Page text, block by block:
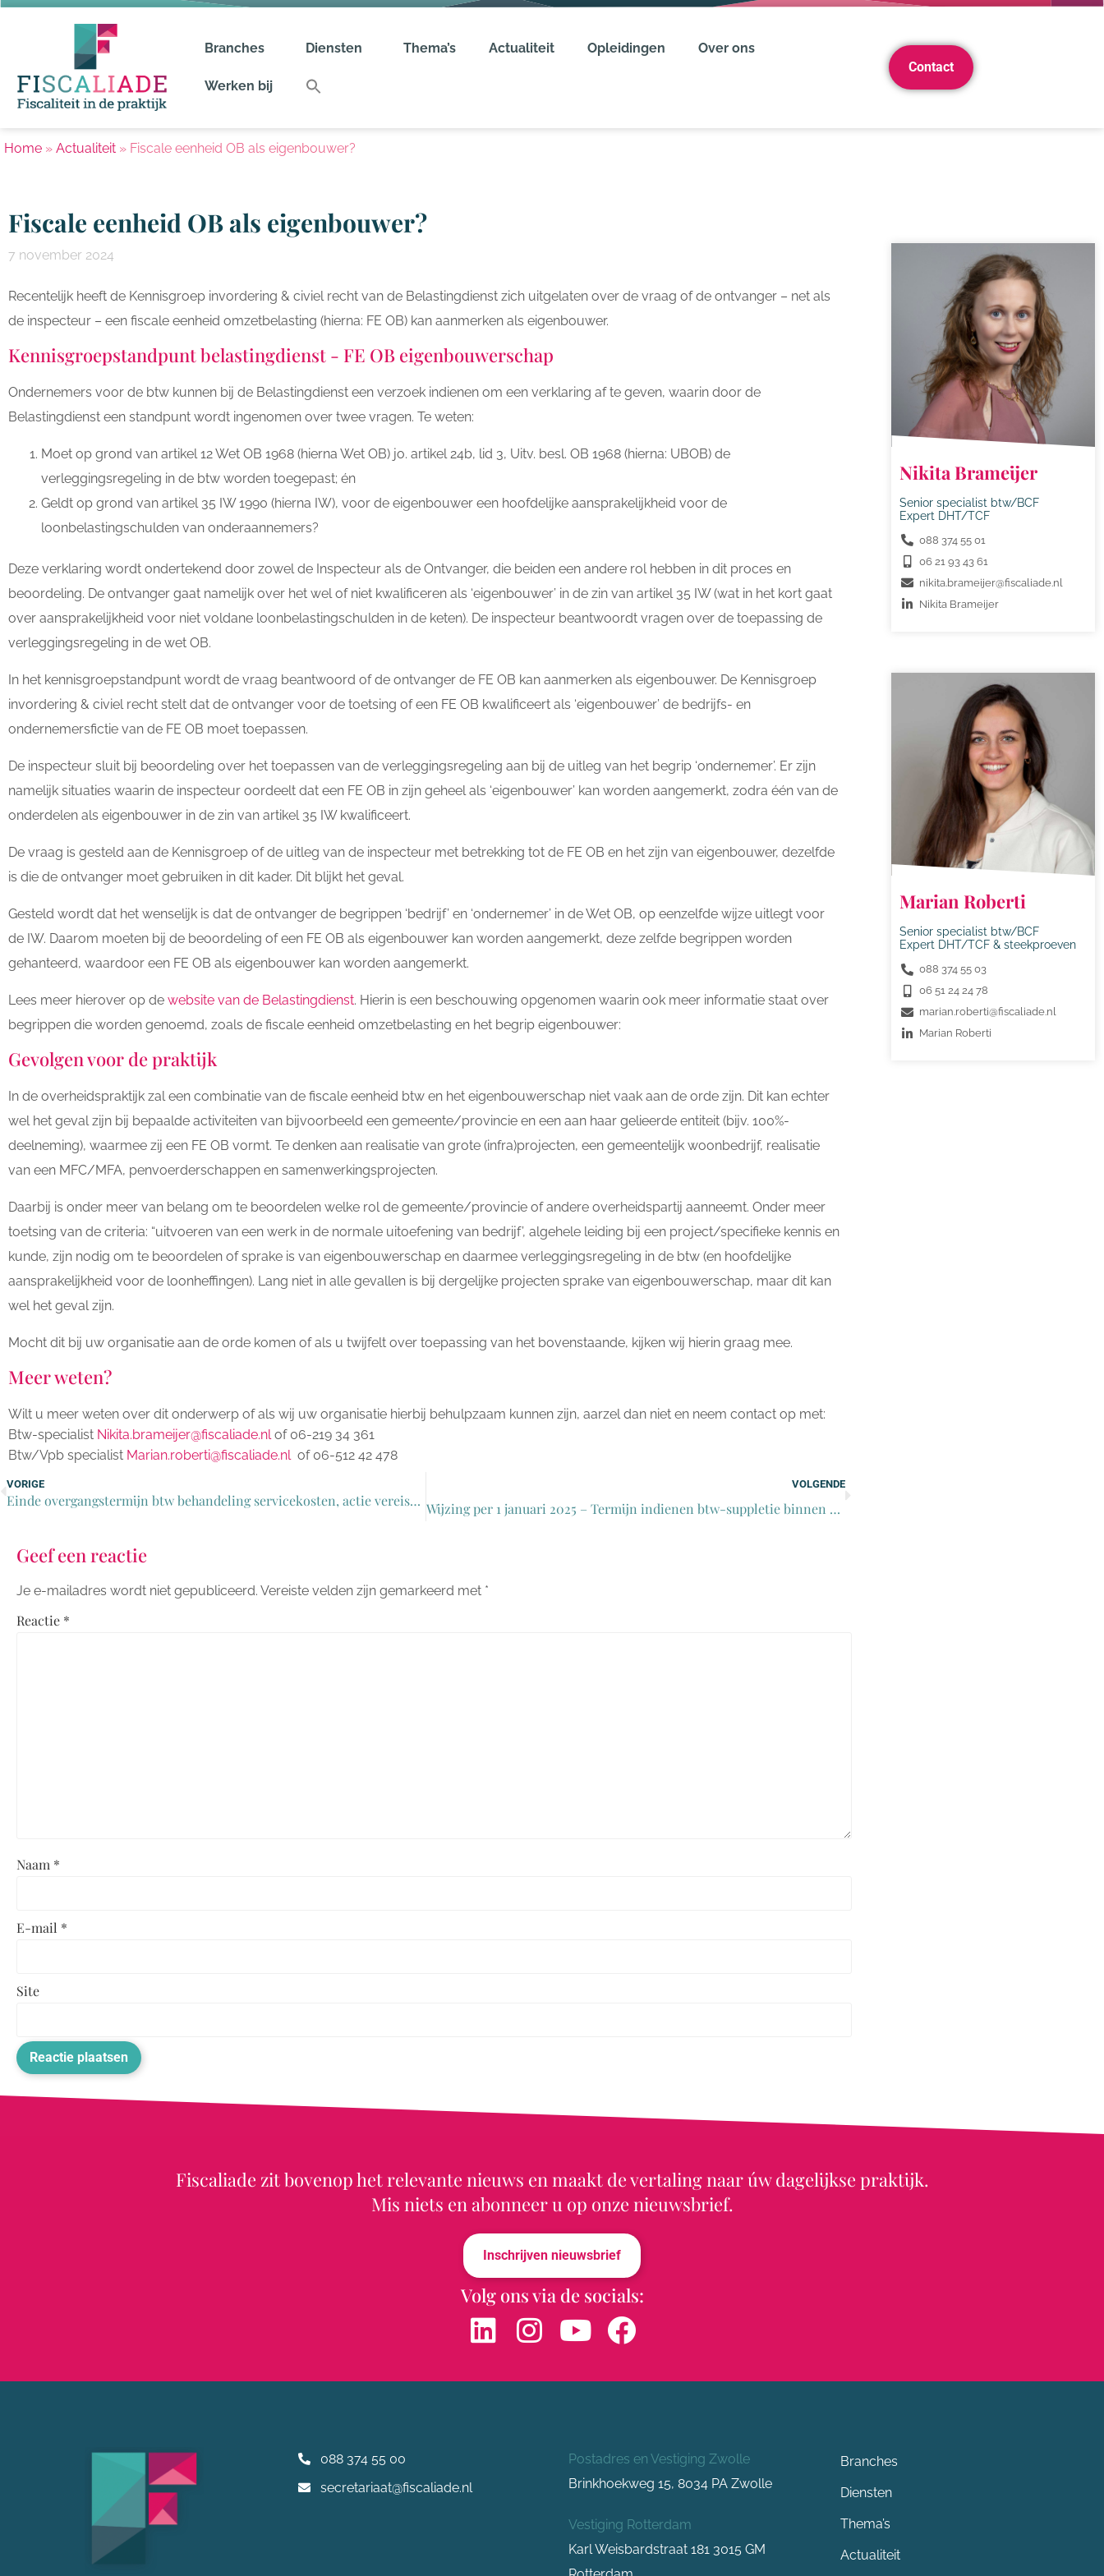
Branches Diensten Thema’s Actualiteit Opleidingen Over ons
Werken bij
Contact
Home » Actualiteit » Fiscale eenheid OB als eigenbouwer?
Fiscale eenheid OB als eigenbouwer?
7 november 2024
Recentelijk heeft de Kennisgroep invordering & civiel recht van de Belastingdienst zich uitgelaten over de vraag of de ontvanger – net als
de inspecteur – een fiscale eenheid omzetbelasting (hierna: FE OB) kan aanmerken als eigenbouwer.
Kennisgroepstandpunt belastingdienst - FE OB eigenbouwerschap
Ondernemers voor de btw kunnen bij de Belastingdienst een verzoek indienen om een verklaring af te geven, waarin door de
Belastingdienst een standpunt wordt ingenomen over twee vragen. Te weten:
Moet op grond van artikel 12 Wet OB 1968 (hierna Wet OB) jo. artikel 24b, lid 3, Uitv. besl. OB 1968 (hierna: UBOB) de
verleggingsregeling in de btw worden toegepast; én
Geldt op grond van artikel 35 IW 1990 (hierna IW), voor de eigenbouwer een hoofdelijke aansprakelijkheid voor de
loonbelastingschulden van onderaannemers?
Deze verklaring wordt ondertekend door zowel de Inspecteur als de Ontvanger, die beiden een andere rol hebben in dit proces en
beoordeling. De ontvanger gaat namelijk over het wel of niet kwalificeren als ‘eigenbouwer’ in de zin van artikel 35 IW (wat in het kort gaat
over aansprakelijkheid voor niet voldane loonbelastingschulden in de keten). De inspecteur beantwoordt vragen over de toepassing de
verleggingsregeling in de wet OB.
In het kennisgroepstandpunt wordt de vraag beantwoord of de ontvanger de FE OB kan aanmerken als eigenbouwer. De Kennisgroep
invordering & civiel recht stelt dat de ontvanger voor de toetsing of een FE OB kwalificeert als ‘eigenbouwer’ de bedrijfs- en
ondernemersfictie van de FE OB moet toepassen.
De inspecteur sluit bij beoordeling over het toepassen van de verleggingsregeling aan bij de uitleg van het begrip ‘ondernemer’. Er zijn
namelijk situaties waarin de inspecteur oordeelt dat een FE OB in zijn geheel als ‘eigenbouwer’ kan worden aangemerkt, zodra één van de
onderdelen als eigenbouwer in de zin van artikel 35 IW kwalificeert.
De vraag is gesteld aan de Kennisgroep of de uitleg van de inspecteur met betrekking tot de FE OB en het zijn van eigenbouwer, dezelfde
is die de ontvanger moet gebruiken in dit kader. Dit blijkt het geval.
Gesteld wordt dat het wenselijk is dat de ontvanger de begrippen ‘bedrijf’ en ‘ondernemer’ in de Wet OB, op eenzelfde wijze uitlegt voor
de IW. Daarom moeten bij de beoordeling of een FE OB als eigenbouwer kan worden aangemerkt, deze zelfde begrippen worden
gehanteerd, waardoor een FE OB als eigenbouwer kan worden aangemerkt.
Lees meer hierover op de website van de Belastingdienst. Hierin is een beschouwing opgenomen waarin ook meer informatie staat over
begrippen die worden genoemd, zoals de fiscale eenheid omzetbelasting en het begrip eigenbouwer:
Gevolgen voor de praktijk
In de overheidspraktijk zal een combinatie van de fiscale eenheid btw en het eigenbouwerschap niet vaak aan de orde zijn. Dit kan echter
wel het geval zijn bij bepaalde activiteiten van bijvoorbeeld een gemeente/provincie en een aan haar gelieerde entiteit (bijv. 100%-
deelneming), waarmee zij een FE OB vormt. Te denken aan realisatie van grote (infra)projecten, een gemeentelijk woonbedrijf, realisatie
van een MFC/MFA, penvoerderschappen en samenwerkingsprojecten.
Daarbij is onder meer van belang om te beoordelen welke rol de gemeente/provincie of andere overheidspartij aanneemt. Onder meer
toetsing van de criteria: “uitvoeren van een werk in de normale uitoefening van bedrijf’, algehele leiding bij een project/specifieke kennis en
kunde, zijn nodig om te beoordelen of sprake is van eigenbouwerschap en daarmee verleggingsregeling in de btw (en hoofdelijke
aansprakelijkheid voor de loonheffingen). Lang niet in alle gevallen is bij dergelijke projecten sprake van eigenbouwerschap, maar dit kan
wel het geval zijn.
Mocht dit bij uw organisatie aan de orde komen of als u twijfelt over toepassing van het bovenstaande, kijken wij hierin graag mee.
Meer weten?
Wilt u meer weten over dit onderwerp of als wij uw organisatie hierbij behulpzaam kunnen zijn, aarzel dan niet en neem contact op met:
Btw-specialist Nikita.brameijer@fiscaliade.nlof 06-219 34 361
Btw/Vpb specialist Marian.roberti@fiscaliade.nlof 06-512 42 478
Nikita Brameijer
Senior specialist btw/BCF
Expert DHT/TCF
088 374 55 01
06 21 93 43 61
nikita.brameijer@fiscaliade.nl
Nikita Brameijer
Marian Roberti
Senior specialist btw/BCF
Expert DHT/TCF & steekproeven
088 374 55 03
06 51 24 24 78
marian.roberti@fiscaliade.nl
Marian Roberti
VORIGE
Einde overgangstermijn btw behandeling servicekosten, actie vereist voor 2025!
VOLGENDE
Wijzing per 1 januari 2025 – Termijn indienen btw-suppletie binnen 8 weken
Geef een reactie
Je e-mailadres wordt niet gepubliceerd. Vereiste velden zijn gemarkeerd met *
Reactie *
Naam *
E-mail *
Site
Fiscaliade zit bovenop het relevante nieuws en maakt de vertaling naar úw dagelijkse praktijk.
Mis niets en abonneer u op onze nieuwsbrief.
Inschrijven nieuwsbrief
Volg ons via de socials:
088 374 55 00
secretariaat@fiscaliade.nl
Postadres en Vestiging Zwolle
Brinkhoekweg 15, 8034 PA Zwolle
Vestiging Rotterdam
Karl Weisbardstraat 181 3015 GM
Branches
Diensten
Thema’s
Actualiteit